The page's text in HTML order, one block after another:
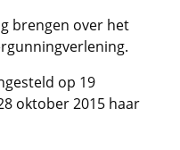
brengen over het
op 19
oktober 2015 haar